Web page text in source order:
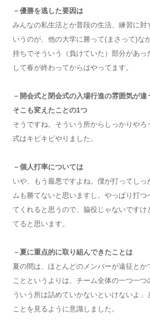
－優勝を逃した要因は
みんなの私生活とか普段の生活、練習に対
いうのが、他の大学に勝って(まさって)な
持ちでそういう（負けていた）部分があっ
して春が終わってからはやってます。
－開会式と閉会式の入場行進の雰囲気が違
そこも変えたことの1つ
そうですね。そういう所からしっかりやろ
式はキビキビやりました。
－個人打率については
いや、もう最悪ですよね。僕が打ってしっ
ムも勝てないと思いますし。やっぱり打つ
てくれると思うので、脇役じゃないですけ
てると思います。
－夏に重点的に取り組んできたことは
夏の間は、ほとんどのメンバーが遠征とか
ことというよりは、チーム全体の一つ一つ
ういう所は詰めていかないといけないよ」
ことを見るように意識しました。